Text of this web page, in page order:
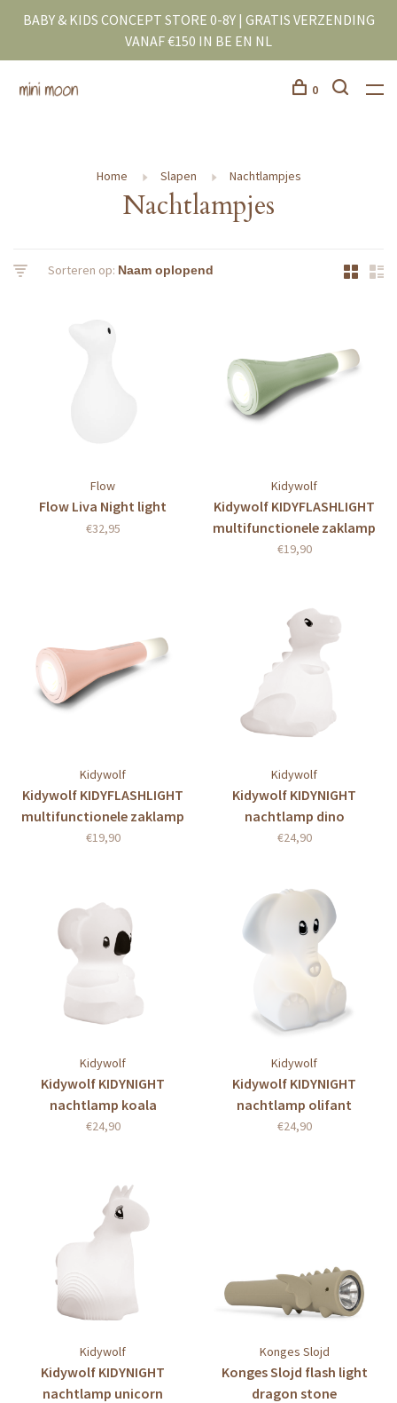
BABY & KIDS CONCEPT STORE 0-8Y | GRATIS VERZENDING
VANAF €150 IN BE EN NL
0
Home Slapen Nachtlampjes
Nachtlampjes
Sorteren op:
Flow
Flow Liva Night light
€32,95
Kidywolf
Kidywolf KIDYFLASHLIGHT
multifunctionele zaklamp
groen
€19,90
Kidywolf
Kidywolf KIDYFLASHLIGHT
multifunctionele zaklamp
nude
€19,90
Kidywolf
Kidywolf KIDYNIGHT
nachtlamp dino
€24,90
Kidywolf
Kidywolf KIDYNIGHT
nachtlamp koala
€24,90
Kidywolf
Kidywolf KIDYNIGHT
nachtlamp olifant
€24,90
Kidywolf
Kidywolf KIDYNIGHT
nachtlamp unicorn
Konges Slojd
Konges Slojd flash light
dragon stone